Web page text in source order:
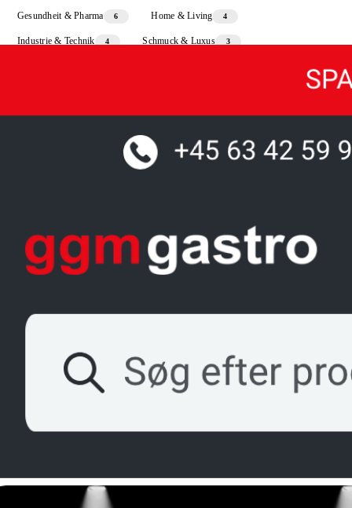
Gesundheit & Pharma 6 Home & Living 4
Industrie & Technik 4 Schmuck & Luxus 3